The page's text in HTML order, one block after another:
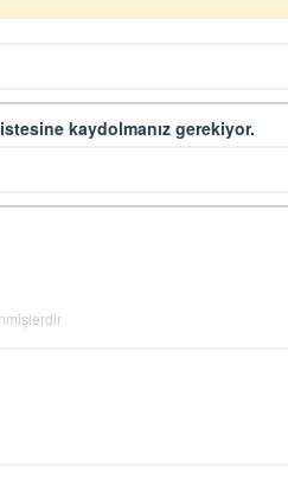
kaydolmanız gerekiyor.